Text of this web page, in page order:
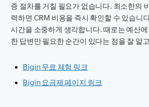
증 절차를 거칠 필요가 없습니다. 최소한의
력하면 CRM 비용을 즉시 확인할 수 있습니
시간을 소중하게 생각합니다. 때로는 예산
한 답변만 필요한 순간이 있다는 점을 잘 알
Bigin 무료 체험 링크
Bigin 요금제 페이지 링크